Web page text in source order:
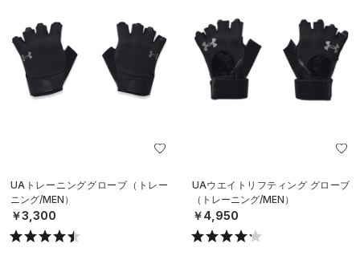
UAトレーニンググローブ（トレー
ニング/MEN）
￥3,300
UAウエイトリフティング グローブ
（トレーニング/MEN）
￥4,950